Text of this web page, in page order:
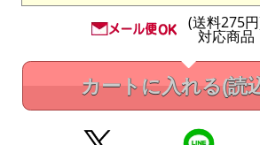
(送料275
対応商品
カートに入れる(読